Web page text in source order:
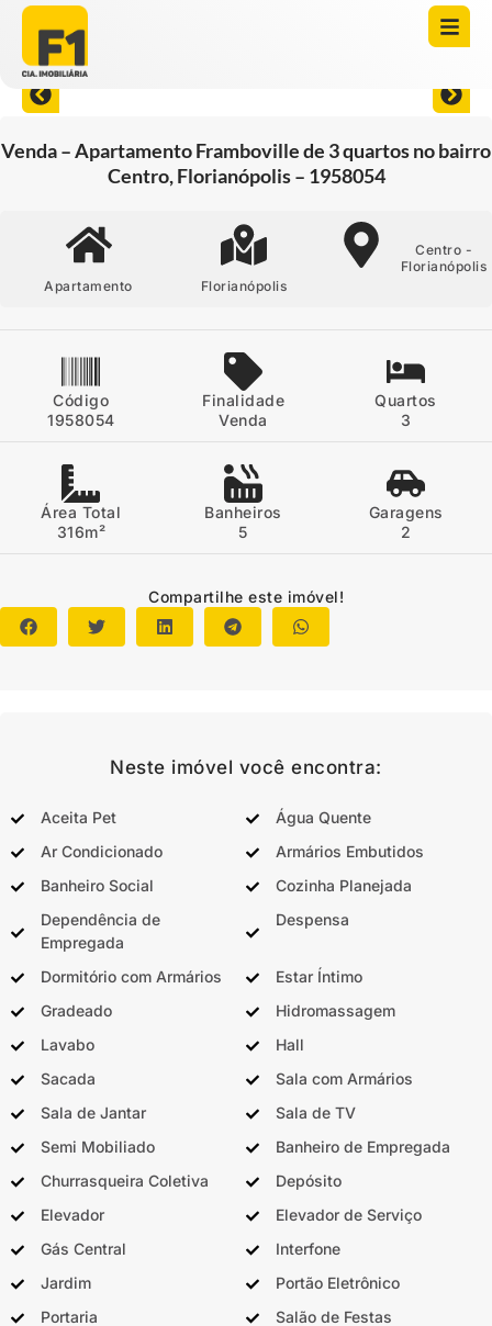
Venda – Apartamento Framboville de 3 quartos no bairro
Centro, Florianópolis – 1958054
Apartamento Florianópolis
Centro -
Florianópolis
Código
1958054
Finalidade
Venda
Quartos
3
Área Total
316m²
Banheiros
5
Garagens
2
Compartilhe este imóvel!
Neste imóvel você encontra:
Aceita Pet
Água Quente
Ar Condicionado
Armários Embutidos
Banheiro Social
Cozinha Planejada
Dependência de
Empregada
Despensa
Dormitório com Armários
Estar Íntimo
Gradeado
Hidromassagem
Lavabo
Hall
Sacada
Sala com Armários
Sala de Jantar
Sala de TV
Semi Mobiliado
Banheiro de Empregada
Churrasqueira Coletiva
Depósito
Elevador
Elevador de Serviço
Gás Central
Interfone
Jardim
Portão Eletrônico
Portaria
Salão de Festas